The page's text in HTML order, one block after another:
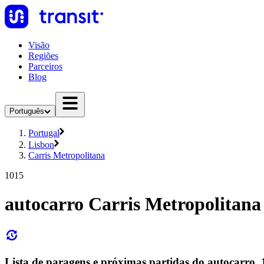
Visão
Regiões
Parceiros
Blog
Português
Portugal
Lisbon
Carris Metropolitana
1015
autocarro Carris Metropolitana